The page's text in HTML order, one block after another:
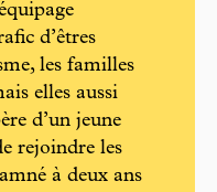
d’êtres
les familles
elles aussi
d’un jeune
rejoindre les
à deux ans